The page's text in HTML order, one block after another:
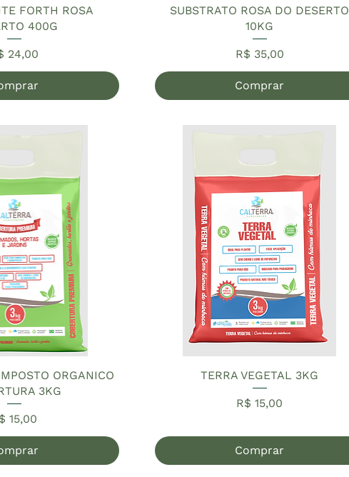
FORTH ROSA
400G
24,00
SUBSTRATO ROSA DO DESERTO
10KG
Preço
R$ 35,00
Comprar
ORGANICO
3KG
15,00
TERRA VEGETAL 3KG
Preço
R$ 15,00
Comprar